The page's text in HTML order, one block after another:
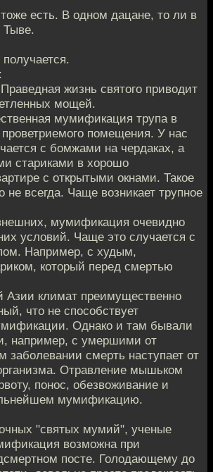
есть. В одном дацане, то ли в
Тыве.
получается.
жизнь святого приводит
мощей.
мумификация трупа в
проветриемого помещения. У нас
с бомжами на чердаках, а
стариками в хорошо
с открытыми окнами. Такое
не всегда. Чаще возникает трупное
мумификация очевидно
условий. Чаще это случается с
Например, с худым,
который перед смертью
Азии климат преимущественно
что не способствует
Однако и там бывали
например, с умершими от
заболевании смерть наступает от
Отравление мышьком
понос, обезвоживание и
мумификацию.
"святых мумий", ученые
возможна при
посте. Голодающему до